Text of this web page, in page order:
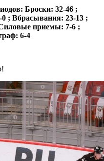
Броски: 32-46 ;
; Вбрасывания: 23-13 ;
приемы: 7-6 ;
6-4